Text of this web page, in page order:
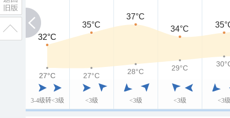
3-4级转<3级 <3级 <3级 <3级 <3级
32°C
32°C
35°C
37°C
34°C
27°C
27°C 27°C 28°C 29°C